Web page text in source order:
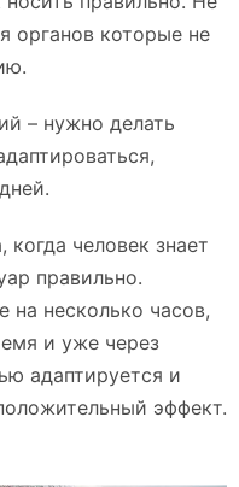
органов которые не
– нужно делать
человек знает
правильно.
на несколько часов,
и уже через
адаптируется и
эффект.